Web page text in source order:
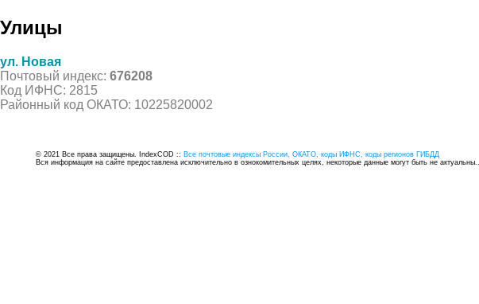
Улицы
ул. Новая
Почтовый индекс: 676208
Код ИФНС: 2815
Районный код ОКАТО: 10225820002
© 2021 Все права защищены. IndexCOD :: Все почтовые индексы России, ОКАТО, коды ИФНС, коды регионов ГИБДД
Вся информация на сайте предоставлена исключительно в ознокомительных целях, некоторые данные могут быть не актуальны...